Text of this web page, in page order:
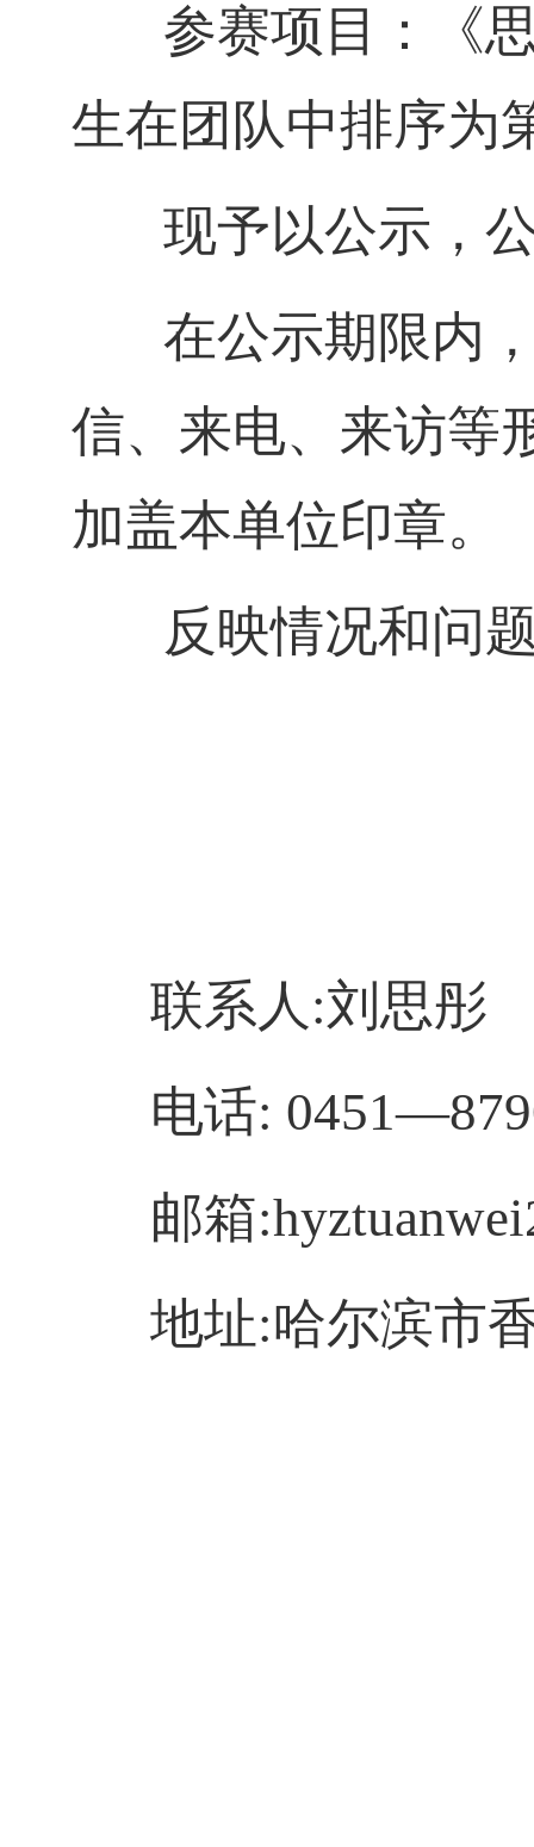
参赛项目：《思
生在团队中排序为
现予以公示，公
在公示期限内，
信、来电、来访等
加盖本单位印章。
反映情况和问题
联系人:刘
电话:
邮箱
地址:哈尔滨市